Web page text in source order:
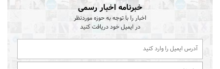
خبرنامه اخبار رسمی
اخبار را با توجه به حوزه موردنظر
در ایمیل خود دریافت کنید